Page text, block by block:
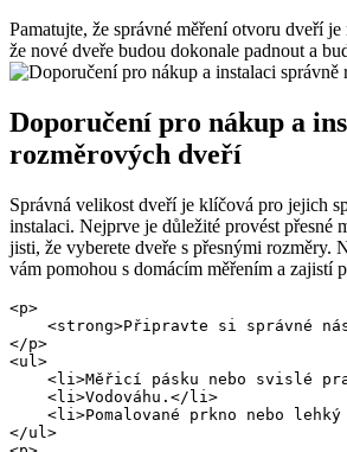
Pamatujte, že správné měření otvoru dveří
že nové dveře budou dokonale padnout a
Doporučení pro nákup a
rozměrových dveří
Správná velikost dveří je klíčová pro jejich
instalaci. Nejprve je důležité provést přesné
jisti, že vyberete dveře s přesnými rozměry.
vám pomohou s domácím měřením a zajistí
<p>
<strong>Připravte si správné
</p>
<ul>
<li>Měřicí pásku nebo svislé
    <li>Vodováhu.</li>
<li>Pomalované prkno nebo
</ul>